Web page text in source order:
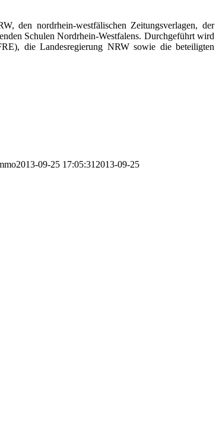
den nordrhein-westfälischen Zeitungsverlagen, der
Schulen Nordrhein-Westfalens. Durchgeführt wird
die Landesregierung NRW sowie die beteiligten
2013-09-25 17:05:31 2013-09-25